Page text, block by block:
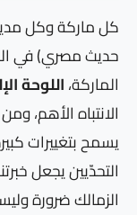
كل ماركة وكل
حديث مصري) في
الماركة،اللوحة
الانتباه الأهم،
يسمح بتغييرات
التحدّيين يجعل
الزمالك ضرورة